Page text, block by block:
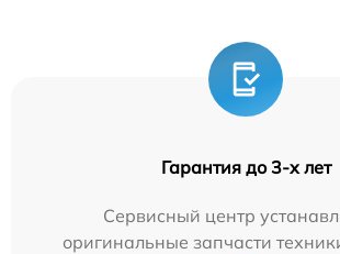
Гарантия до 3-х лет
Сервисный центр
оригинальные запчасти